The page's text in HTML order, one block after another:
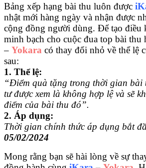
Bảng xếp hạng bài thu luôn được
nhật mới hàng ngày và nhận được
cộng đồng người dùng. Để tạo điều
minh bạch cho cuộc đua top bài thu
– Yokara có thay đổi nhỏ về thể lệ
sau:
1. Thể lệ:
“Điểm quà tặng trong thời gian bài
tư được xem là không hợp lệ và sẽ
điểm của bài thu đó”.
2. Áp dụng:
Thời gian chính thức áp dụng bắt
05/02/2024
Mong rằng bạn sẽ hài lòng về sự